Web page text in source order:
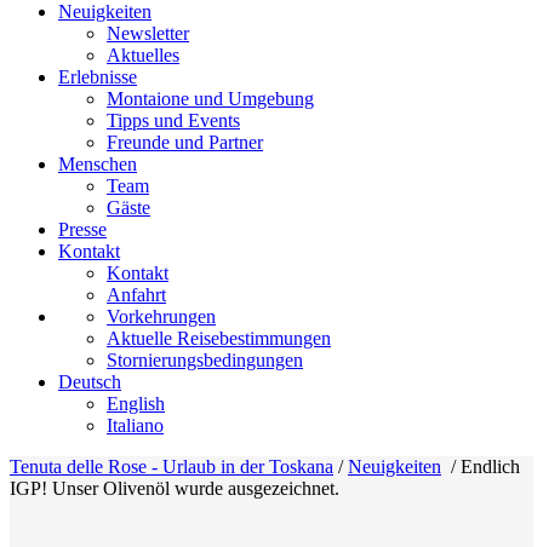
Neuigkeiten
Newsletter
Aktuelles
Erlebnisse
Montaione und Umgebung
Tipps und Events
Freunde und Partner
Menschen
Team
Gäste
Presse
Kontakt
Kontakt
Anfahrt
Vorkehrungen
Aktuelle Reisebestimmungen
Stornierungsbedingungen
Deutsch
English
Italiano
Tenuta delle Rose - Urlaub in der Toskana /Neuigkeiten /Endlich
IGP! Unser Olivenöl wurde ausgezeichnet.